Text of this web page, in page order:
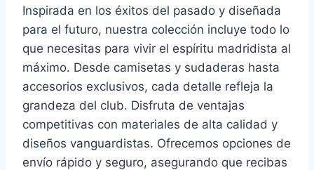
Inspirada en los éxitos del pasado y diseñada
para el futuro, nuestra colección incluye todo lo
que necesitas para vivir el espíritu madridista al
máximo. Desde camisetas y sudaderas hasta
accesorios exclusivos, cada detalle refleja la
grandeza del club. Disfruta de ventajas
competitivas con materiales de alta calidad y
diseños vanguardistas. Ofrecemos opciones de
envío rápido y seguro, asegurando que recibas